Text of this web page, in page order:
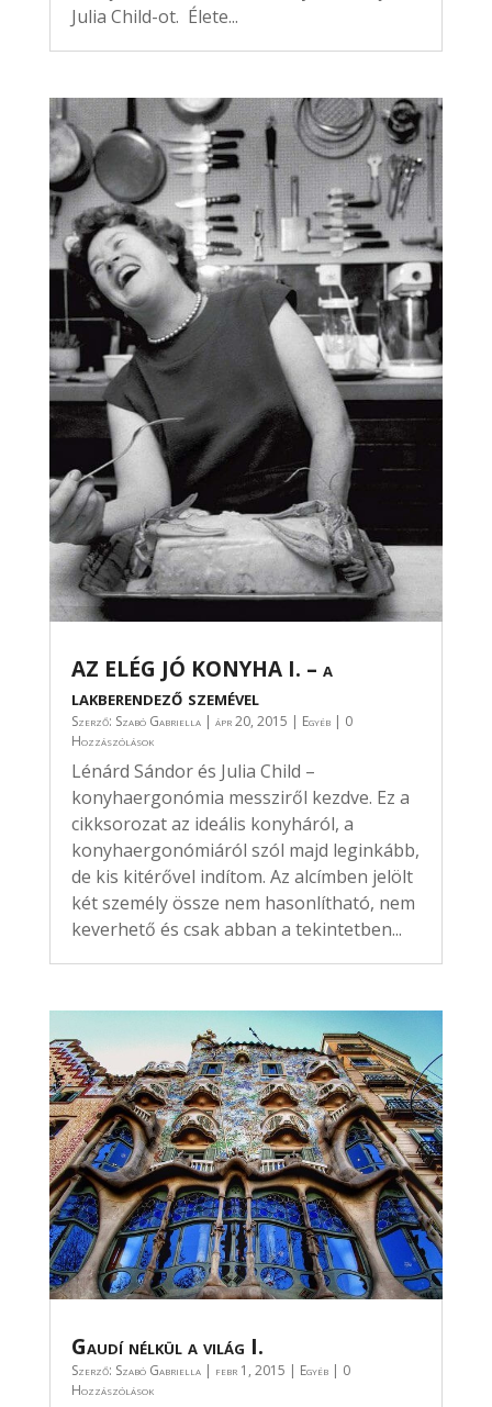
Julia Child-ot. Élete...
AZ ELÉG JÓ KONYHA I. – a
lakberendező szemével
Szerző: Szabó Gabriella| ápr 20, 2015 Egyéb| 0
Hozzászólások
Lénárd Sándor és Julia Child –
konyhaergonómia messziről kezdve. Ez a
cikksorozat az ideális konyháról, a
konyhaergonómiáról szól majd leginkább,
de kis kitérővel indítom. Az alcímben jelölt
két személy össze nem hasonlítható, nem
keverhető és csak abban a tekintetben...
Gaudí nélkül a világ I.
Szerző: Szabó Gabriella| febr 1, 2015 | Egyéb| 0
Hozzászólások